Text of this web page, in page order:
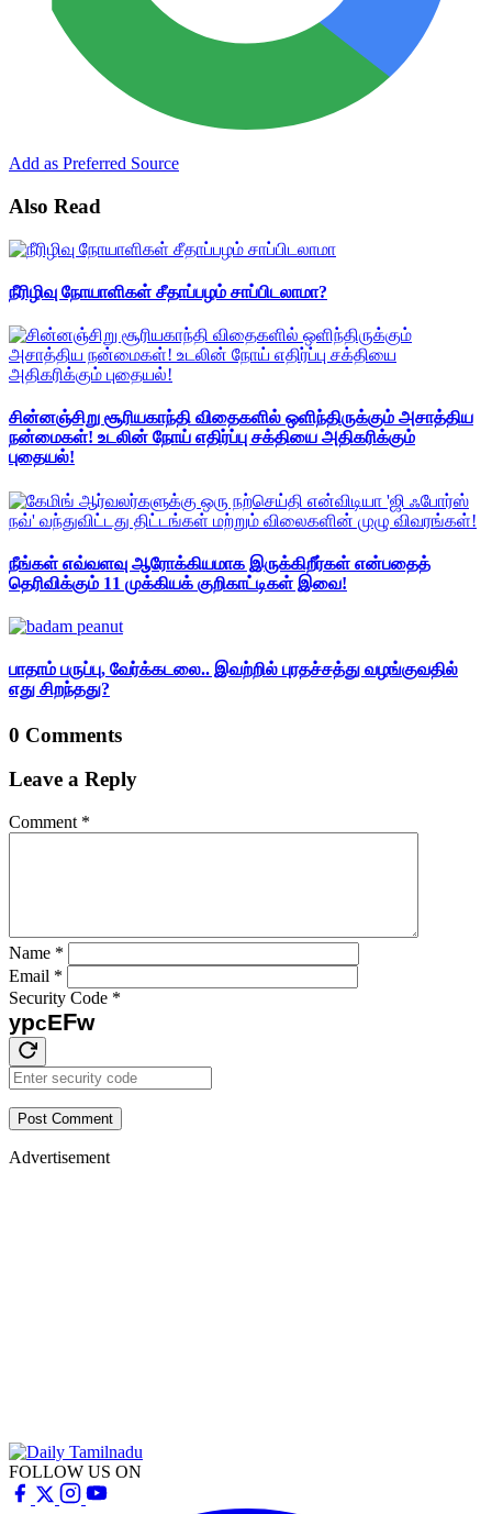
Add as Preferred Source
Also Read
நீரிழிவு நோயாளிகள் சீதாப்பழம் சாப்பிடலாமா?
சின்னஞ்சிறு சூரியகாந்தி விதைகளில் ஒளிந்திருக்கும் அசாத்திய
நன்மைகள்! உடலின் நோய் எதிர்ப்பு சக்தியை அதிகரிக்கும்
புதையல்!
நீங்கள் எவ்வளவு ஆரோக்கியமாக இருக்கிறீர்கள் என்பதைத்
தெரிவிக்கும் 11 முக்கியக் குறிகாட்டிகள் இவை!
பாதாம் பருப்பு, வேர்க்கடலை.. இவற்றில் புரதச்சத்து வழங்குவதில்
எது சிறந்தது?
0 Comments
Leave a Reply
Comment *
Name *
Email *
Security Code *
ypcEFw
Post Comment
Advertisement
FOLLOW US ON